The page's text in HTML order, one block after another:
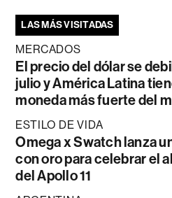
LAS MÁS VISITADAS
MERCADOS
El precio del dólar se
julio y América Latina
moneda más fuerte del
ESTILO DE VIDA
Omega x Swatch lanza
con oro para celebrar el
del Apollo 11